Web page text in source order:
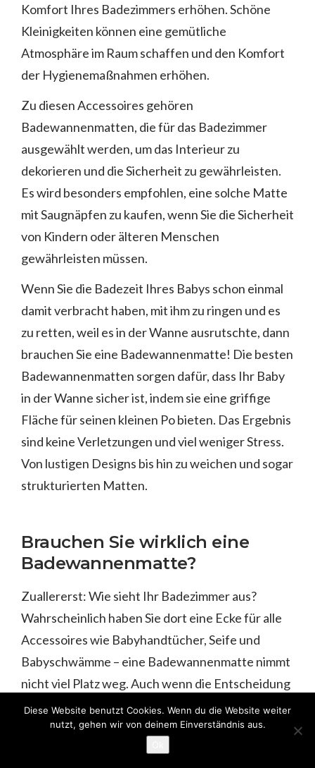
Komfort Ihres Badezimmers erhöhen. Schöne
Kleinigkeiten können eine gemütliche
Atmosphäre im Raum schaffen und den Komfort
der Hygienemaßnahmen erhöhen.
Zu diesen Accessoires gehören
Badewannenmatten, die für das Badezimmer
ausgewählt werden, um das Interieur zu
dekorieren und die Sicherheit zu gewährleisten.
Es wird besonders empfohlen, eine solche Matte
mit Saugnäpfen zu kaufen, wenn Sie die Sicherheit
von Kindern oder älteren Menschen
gewährleisten müssen.
Wenn Sie die Badezeit Ihres Babys schon einmal
damit verbracht haben, mit ihm zu ringen und es
zu retten, weil es in der Wanne ausrutschte, dann
brauchen Sie eine Badewannenmatte! Die besten
Badewannenmatten sorgen dafür, dass Ihr Baby
in der Wanne sicher ist, indem sie eine griffige
Fläche für seinen kleinen Po bieten. Das Ergebnis
sind keine Verletzungen und viel weniger Stress.
Von lustigen Designs bis hin zu weichen und sogar
strukturierten Matten.
Brauchen Sie wirklich eine
Badewannenmatte?
Zuallererst: Wie sieht Ihr Badezimmer aus?
Wahrscheinlich haben Sie dort eine Ecke für alle
Accessoires wie Babyhandtücher, Seife und
Babyschwämme – eine Badewannenmatte nimmt
nicht viel Platz weg. Auch wenn die Entscheidung
letztlich bei Ihnen liegt, gibt es doch einige Dinge
zu bedenken, ob Ihr Baby eine Badewannenmatte
braucht oder nicht. Hier sind einige Dinge, die Sie
Diese Website benutzt Cookies. Wenn du die Website weiter
nutzt, gehen wir von deinem Einverständnis aus.